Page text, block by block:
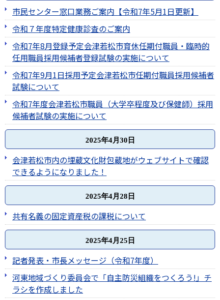
市民センター窓口業務ご案内【令和7年5月1日更新】
令和７年度特定健康診査のご案内
令和7年8月登録予定会津若松市育休任期付職員・臨時的
任用職員採用候補者登録試験の実施について
令和7年9月1日採用予定会津若松市任期付職員採用候補者
試験について
令和7年度会津若松市職員（大学卒程度及び保健師）採用
候補者試験の実施について
2025年4月30日
会津若松市内の埋蔵文化財包蔵地がウェブサイトで確認
できるようになりました！
2025年4月28日
共有名義の固定資産税の課税について
2025年4月25日
記者発表・市長メッセージ（令和7年度）
河東地域づくり委員会で「自主防災組織をつくろう!」チ
ラシを作成しました